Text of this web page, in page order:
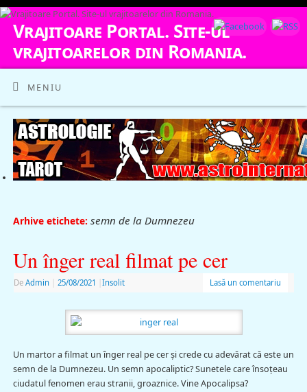
Vrajitoare Portal. Site-ul
vrajitoarelor din Romania.
VRAJITOARE, VRAJITOARELE, VRAJITOARE
MENIU
Arhive etichete: semn de la Dumnezeu
Un înger real filmat pe cer
De Admin 25/08/2021 Insolit Lasă un comentariu
Un martor a filmat un înger real pe cer şi crede cu adevărat că este un
semn de la Dumnezeu. Un semn apocaliptic? Sunetele care însoţeau
ciudatul fenomen erau stranii, groaznice. Vine Apocalipsa?